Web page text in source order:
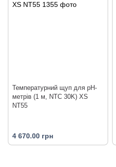
Температурний щуп для pH-
метрів (1 м, NTC 30K) XS
NT55
4 670.00 грн